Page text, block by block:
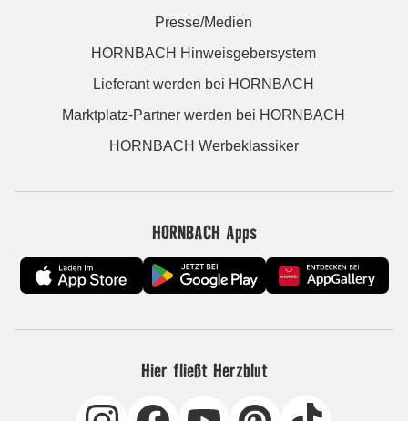
Presse/Medien
HORNBACH Hinweisgebersystem
Lieferant werden bei HORNBACH
Marktplatz-Partner werden bei HORNBACH
HORNBACH Werbeklassiker
HORNBACH Apps
Hier fließt Herzblut